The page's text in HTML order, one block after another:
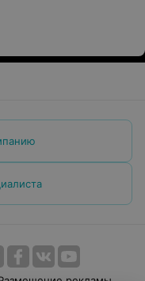
имен
30 мин.
аллергику.
Очень
Низкий им